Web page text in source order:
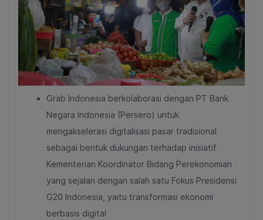
Grab Indonesia berkolaborasi dengan PT Bank
Negara Indonesia (Persero) untuk
mengakselerasi digitalisasi pasar tradisional
sebagai bentuk dukungan terhadap inisiatif
Kementerian Koordinator Bidang Perekonomian
yang sejalan dengan salah satu Fokus Presidensi
G20 Indonesia, yaitu transformasi ekonomi
berbasis digital